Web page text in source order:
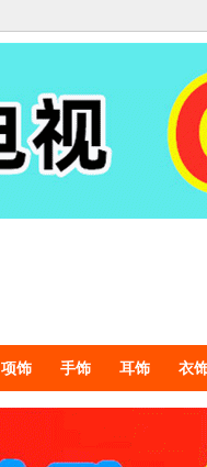
项饰 手饰 耳饰 衣